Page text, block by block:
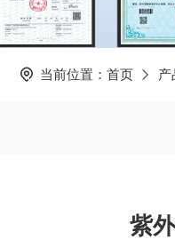
当前位置： 首页 产
紫